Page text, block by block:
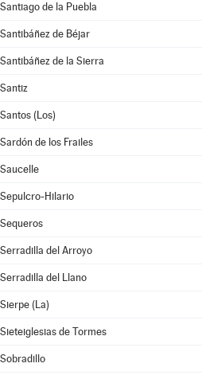
Santiago de la Puebla
Santibáñez de Béjar
Santibáñez de la Sierra
Santiz
Santos (Los)
Sardón de los Frailes
Saucelle
Sepulcro-Hilario
Sequeros
Serradilla del Arroyo
Serradilla del Llano
Sierpe (La)
Sieteiglesias de Tormes
Sobradillo